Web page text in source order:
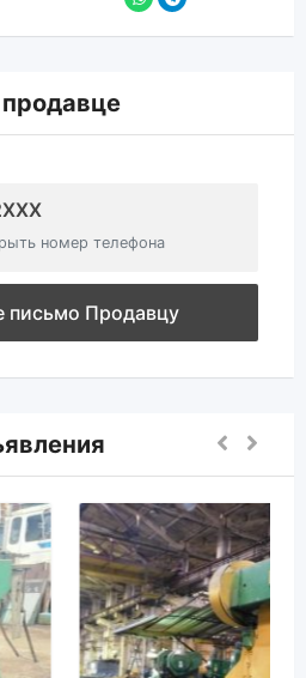
номер телефона
письмо Продавцу